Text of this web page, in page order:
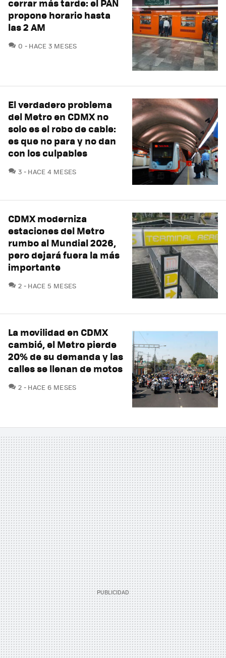
cerrar más tarde: el PAN
propone horario hasta
las 2 AM
0 COMENTARIOS
HACE 3 MESES
El verdadero problema
del Metro en CDMX no
solo es el robo de cable:
es que no para y no dan
con los culpables
3 COMENTARIOS
HACE 4 MESES
CDMX moderniza
estaciones del Metro
rumbo al Mundial 2026,
pero dejará fuera la más
importante
2 COMENTARIOS
HACE 5 MESES
La movilidad en CDMX
cambió, el Metro pierde
20% de su demanda y las
calles se llenan de motos
2 COMENTARIOS
HACE 6 MESES